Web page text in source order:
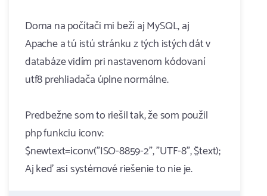
Doma na počítači mi beží aj MySQL, aj
Apache a tú istú stránku z tých istých dát v
databáze vidím pri nastavenom kódovaní
utf8 prehliadača úplne normálne.
Predbežne som to riešil tak, že som použil
php funkciu iconv:
$newtext=iconv("ISO-8859-2", "UTF-8", $text);
Aj keď asi systémové riešenie to nie je.